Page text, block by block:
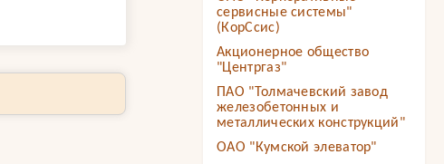
сервисные системы"
(КорСсис)
Акционерное общество
"Центргаз"
ПАО "Толмачевский завод
железобетонных и
металлических конструкций"
ОАО "Кумской элеватор"